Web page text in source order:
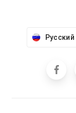
Русский